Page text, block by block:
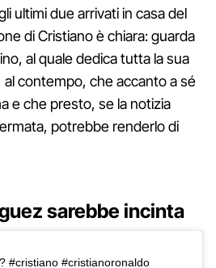
ultimi due arrivati in casa del
di Cristiano è chiara: guarda
al quale dedica tutta la sua
contempo, che accanto a sé
e che presto, se la notizia
potrebbe renderlo di
sarebbe incinta
#cristiano #cristianoronaldo